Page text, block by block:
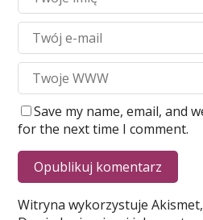
Save my name, email, and
for the next time I comment.
Witryna wykorzystuje